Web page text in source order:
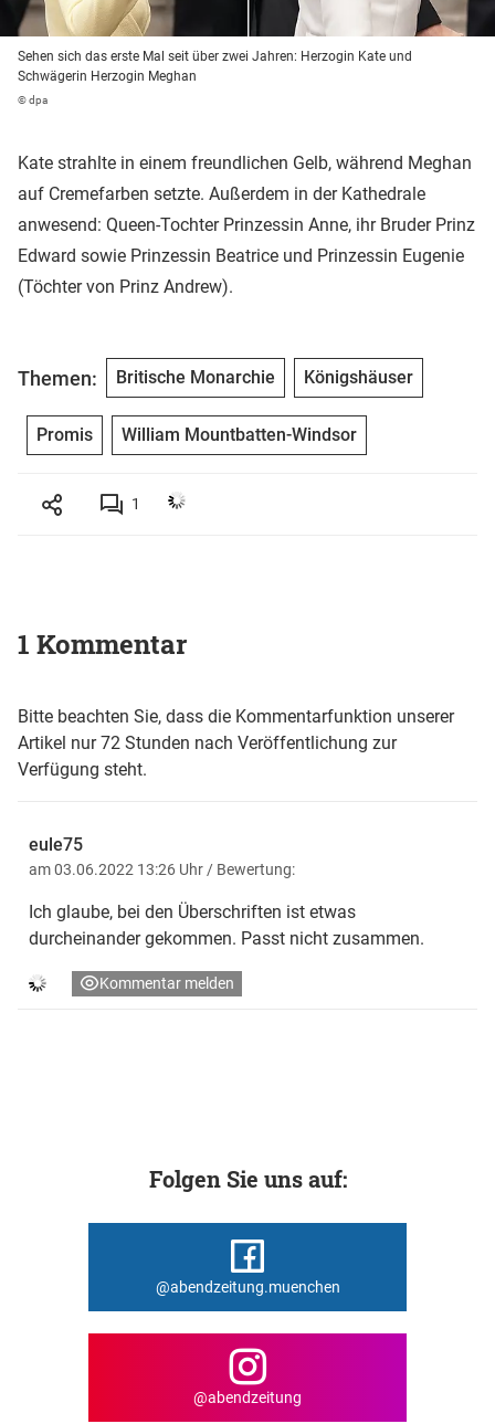
Sehen sich das erste Mal seit über zwei Jahren: Herzogin Kate und
Schwägerin Herzogin Meghan
© dpa
Kate strahlte in einem freundlichen Gelb, während Meghan
auf Cremefarben setzte. Außerdem in der Kathedrale
anwesend: Queen-Tochter Prinzessin Anne, ihr Bruder Prinz
Edward sowie Prinzessin Beatrice und Prinzessin Eugenie
(Töchter von Prinz Andrew).
Themen: Britische Monarchie Königshäuser
Promis William Mountbatten-Windsor
1
1 Kommentar
Bitte beachten Sie, dass die Kommentarfunktion unserer
Artikel nur 72 Stunden nach Veröffentlichung zur
Verfügung steht.
eule75
am 03.06.2022 13:26 Uhr/ Bewertung:
Ich glaube, bei den Überschriften ist etwas
durcheinander gekommen. Passt nicht zusammen.
Kommentar melden
Folgen Sie uns auf:
@abendzeitung.muenchen
@abendzeitung